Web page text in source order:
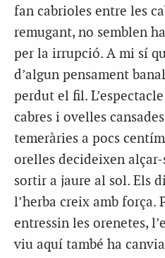
fan cabrioles entre les
remugant, no semblen
per la irrupció. A mi sí
d’algun pensament
perdut el fil.
cabres i ovelles
temeràries a pocs
orelles decideixen
sortir a jaure al sol. Els
l’herba creix amb força.
entressin les orenetes,
viu aquí també ha